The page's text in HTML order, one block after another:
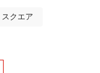
スクエア